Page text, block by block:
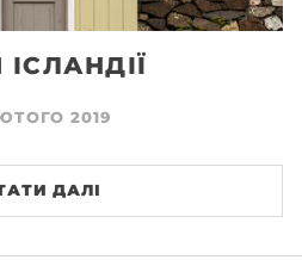
2019
ДАЛІ